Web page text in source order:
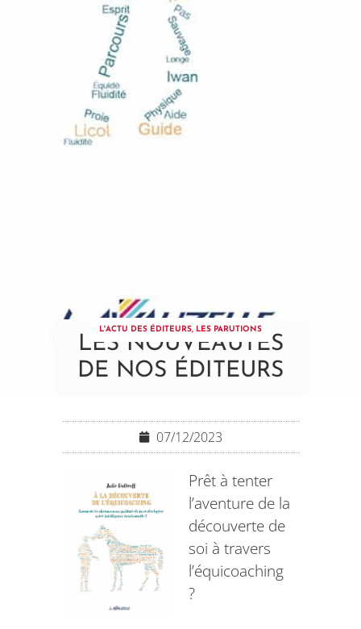
L'ACTU DES ÉDITEURS, LES PARUTIONS
LES NOUVEAUTÉS
DE NOS ÉDITEURS
07/12/2023
Prêt à tenter
l’aventure de la
découverte de
soi à travers
l’équicoaching
?